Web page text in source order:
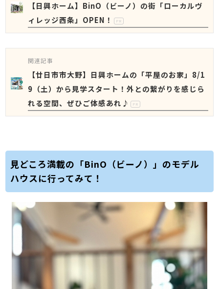
【日興ホーム】BinO（ビーノ）の街「ローカルヴ
ィレッジ西条」OPEN！
PR
関連記事
【廿日市市大野】日興ホームの「平屋のお家」8/1
9（土）から見学スタート！外との繋がりを感じら
れる空間、ぜひご体感あれ♪
PR
見どころ満載の「BinO（ビーノ）」のモデル
ハウスに行ってみて！